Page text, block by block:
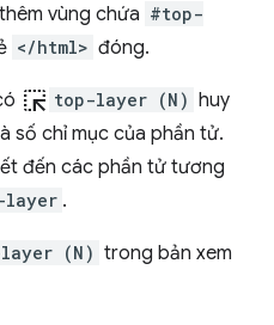
vùng chứa #top-
</html> đóng.
ink_selection top-layer (N) huy
số chỉ mục của phần tử.
đến các phần tử tương
layer .
(N) trong bản xem